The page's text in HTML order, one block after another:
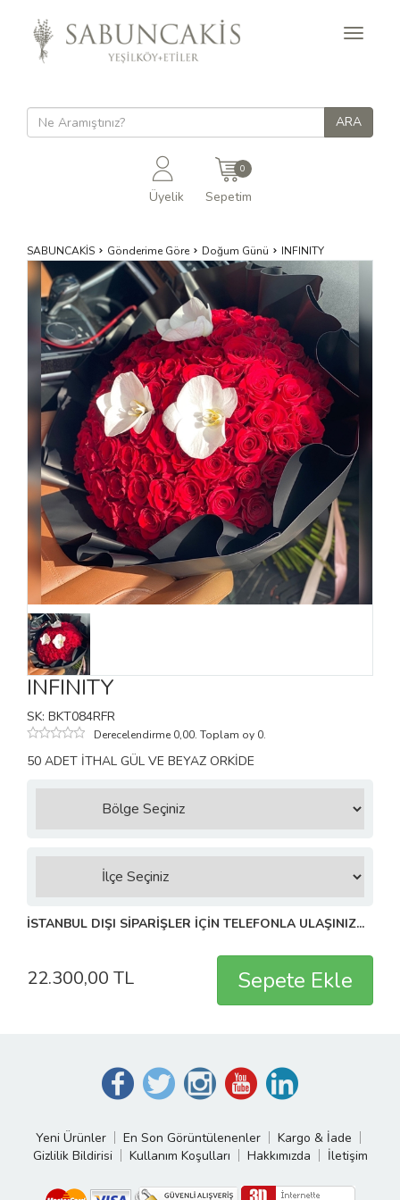
Toggle
Üyelik
0
Sepetim
SABUNCAKİS Gönderime Göre Doğum Günü INFINITY
INFINITY
SK: BKT084RFR
Derecelendirme 0,00. Toplam oy 0.
50 ADET İTHAL GÜL VE BEYAZ ORKİDE
İSTANBUL DIŞI SİPARİŞLER İÇİN TELEFONLA ULAŞINIZ...
22.300,00 TL
Yeni Ürünler En Son Görüntülenenler
Kargo & İade
Gizlilik Bildirisi
Kullanım Koşulları Hakkımızda İletişim